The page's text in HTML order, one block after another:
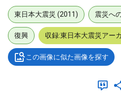
東日本大震災 (2011) 震災へ
復興 収録:東日本大震災アー
この画像に似た画像を探す